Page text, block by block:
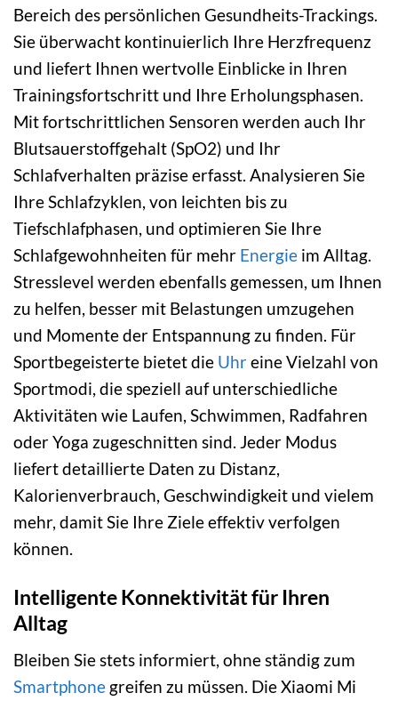
Bereich des persönlichen Gesundheits-Trackings.
Sie überwacht kontinuierlich Ihre Herzfrequenz
und liefert Ihnen wertvolle Einblicke in Ihren
Trainingsfortschritt und Ihre Erholungsphasen.
Mit fortschrittlichen Sensoren werden auch Ihr
Blutsauerstoffgehalt (SpO2) und Ihr
Schlafverhalten präzise erfasst. Analysieren Sie
Ihre Schlafzyklen, von leichten bis zu
Tiefschlafphasen, und optimieren Sie Ihre
Schlafgewohnheiten für mehr Energie im Alltag.
Stresslevel werden ebenfalls gemessen, um Ihnen
zu helfen, besser mit Belastungen umzugehen
und Momente der Entspannung zu finden. Für
Sportbegeisterte bietet die Uhreine Vielzahl von
Sportmodi, die speziell auf unterschiedliche
Aktivitäten wie Laufen, Schwimmen, Radfahren
oder Yoga zugeschnitten sind. Jeder Modus
liefert detaillierte Daten zu Distanz,
Kalorienverbrauch, Geschwindigkeit und vielem
mehr, damit Sie Ihre Ziele effektiv verfolgen
können.
Intelligente Konnektivität für Ihren
Alltag
Bleiben Sie stets informiert, ohne ständig zum
Smartphone greifen zu müssen. Die Xiaomi Mi